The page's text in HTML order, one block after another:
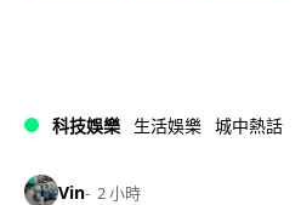
科技娛樂 生活娛樂 城中熱話
Vin 2 小時